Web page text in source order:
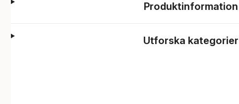
Produktinformation
Utforska kategorier